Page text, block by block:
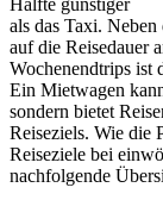
als das Taxi.
auf die Reisedauer
Wochenendtrips ist
Ein Mietwagen
sondern bietet
Reiseziels. Wie die
Reiseziele bei
nachfolgende